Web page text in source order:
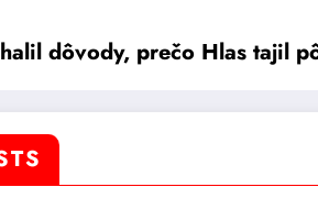
dôvody, prečo Hlas tajil